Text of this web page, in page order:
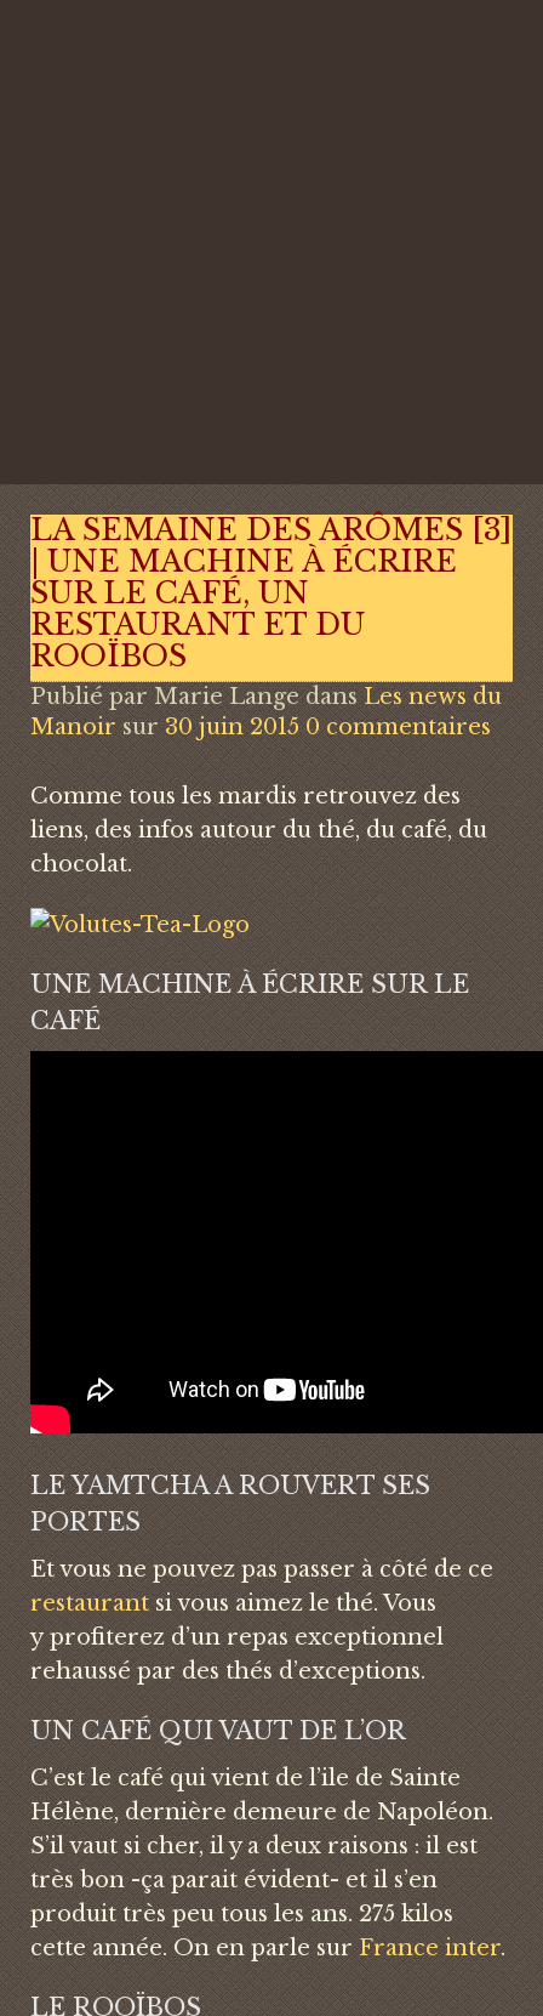
LA SEMAINE DES ARÔMES [3]
| UNE MACHINE À ÉCRIRE
SUR LE CAFÉ, UN
RESTAURANT ET DU
ROOÏBOS
Publié parMarie LangedansLes news du
Manoirsur30 juin 20150 commentaires
Comme tous les mardis retrouvez des
liens, des infos autour du thé, du café, du
chocolat.
UNE MACHINE À ÉCRIRE SUR LE
CAFÉ
LE YAMTCHA A ROUVERT SES
PORTES
Et vous ne pouvez pas passer à côté de ce
restaurantsi vous aimez le thé. Vous
y profiterez d’un repas exceptionnel
rehaussé par des thés d’exceptions.
UN CAFÉ QUI VAUT DE L’OR
C’est le café qui vient de l’ile de Sainte
Hélène, dernière demeure de Napoléon.
S’il vaut si cher, il y a deux raisons : il est
très bon -ça parait évident- et il s’en
produit très peu tous les ans. 275 kilos
cette année. On en parle surFrance inter.
LE ROOÏBOS